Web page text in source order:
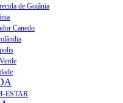
de Goiânia
Canedo
ESTAR